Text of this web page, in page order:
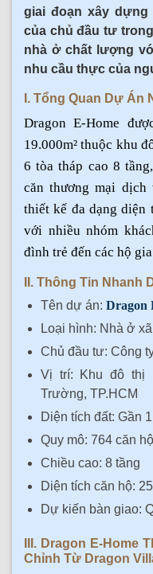
giai đoạn xây
của chủ đầu tư
nhà ở chất lượng
nhu cầu thực của
I. Tổng Quan Dự Án
Dragon E-Home
19.000m² thuộc khu
6 tòa tháp cao 8
căn thương mại dịch
thiết kế đa dạng diện
với nhiều nhóm
đình trẻ đến các hộ
II. Thông Tin Nhanh
Tên dự án: Dragon
Loại hình: Nhà ở
Chủ đầu tư: Công
Vị trí: Khu đô thị
Trường, TP.HCM
Diện tích đất: Gần
Quy mô: 764 căn hộ
Chiều cao: 8 tầng
Diện tích căn hộ:
Dự kiến bàn giao:
III. Dragon E-Home
Chỉnh Từ Dragon